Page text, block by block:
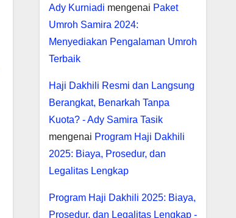
Ady Kurniadi mengenai Paket
Umroh Samira 2024:
Menyediakan Pengalaman Umroh
Terbaik
Haji Dakhili Resmi dan Langsung
Berangkat, Benarkah Tanpa
Kuota? - Ady Samira Tasik
mengenai Program Haji Dakhili
2025: Biaya, Prosedur, dan
Legalitas Lengkap
Program Haji Dakhili 2025: Biaya,
Prosedur, dan Legalitas Lengkap -